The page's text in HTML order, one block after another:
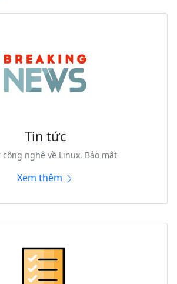
Tin tức
công nghệ về Linux, Bảo mật
Xem thêm